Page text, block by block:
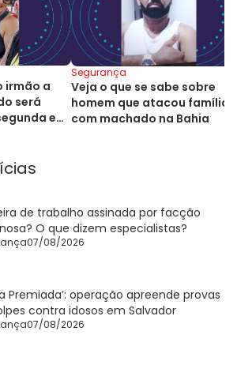
irmão a
será
em
Segurança
Veja o que se sabe sobre
homem que atacou família
com machado na Bahia
de trabalho assinada por facção
O que dizem especialistas?
07/08/2026
Premiada’: operação apreende provas
contra idosos em Salvador
07/08/2026